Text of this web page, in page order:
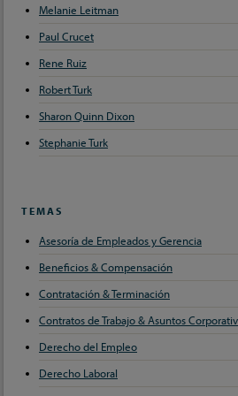
Melanie Leitman
Paul Crucet
Rene Ruiz
Robert Turk
Sharon Quinn Dixon
Stephanie Turk
TEMAS
Asesoría de Empleados y Gerencia
Beneficios & Compensación
Contratación & Terminación
Contratos de Trabajo & Asuntos
Derecho del Empleo
Derecho Laboral